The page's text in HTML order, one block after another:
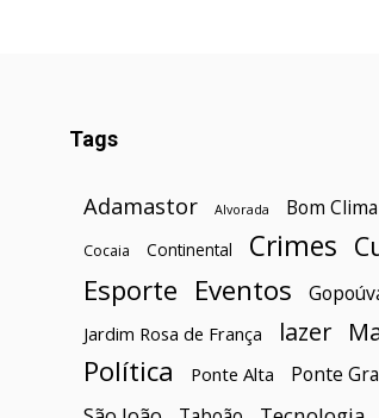
Tags
Adamastor Alvorada Bom Clima
Cocaia Continental Crimes
Esporte Eventos
Jardim Rosa de França lazer
Política Ponte Alta Ponte